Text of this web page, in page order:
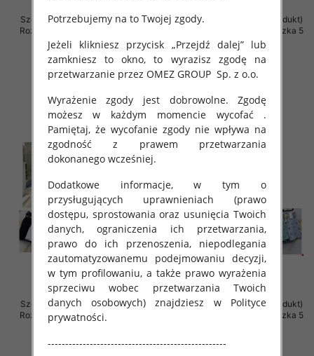
Szorty damskie (Włoskie produkt)
Roz Standard, Mix Kolor Paczka 5
szt
33.00 zł
szczegóły
Szorty damskie (Włoskie produkt)
Roz Standard, Mix Kolor Paczka 5
szt
28.00 zł
szczegóły
Szorty damskie (Włoskie produkt)
Roz Standard, Mix Kolor Paczka 5
39.00 zł
Szorty damskie (Włoskie produkt)
Roz Standard, Mix Kolor Paczka 5
39.00 zł
Potrzebujemy na to Twojej zgody.
Jeżeli klikniesz przycisk „Przejdź dalej” lub
zamkniesz to okno, to wyrazisz zgodę na
przetwarzanie przez OMEZ GROUP Sp. z o.o.
Wyrażenie zgody jest dobrowolne. Zgodę
możesz w każdym momencie wycofać .
Pamiętaj, że wycofanie zgody nie wpływa na
zgodność z prawem przetwarzania
dokonanego wcześniej.
Dodatkowe informacje, w tym o
przysługujących uprawnieniach (prawo
dostępu, sprostowania oraz usunięcia Twoich
danych, ograniczenia ich przetwarzania,
prawo do ich przenoszenia, niepodlegania
zautomatyzowanemu podejmowaniu decyzji,
w tym profilowaniu, a także prawo wyrażenia
sprzeciwu wobec przetwarzania Twoich
danych osobowych) znajdziesz w Polityce
prywatności.
---------------------------------------------------